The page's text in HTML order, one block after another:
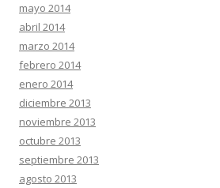
mayo 2014
abril 2014
marzo 2014
febrero 2014
enero 2014
diciembre 2013
noviembre 2013
octubre 2013
septiembre 2013
agosto 2013